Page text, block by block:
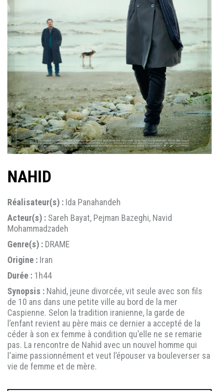
NAHID
Réalisateur(s) : Ida Panahandeh
Acteur(s) : Sareh Bayat, Pejman Bazeghi, Navid
Mohammadzadeh
Genre(s) : DRAME
Origine : Iran
Durée : 1h44
Synopsis : Nahid, jeune divorcée, vit seule avec son fils
de 10 ans dans une petite ville au bord de la mer
Caspienne. Selon la tradition iranienne, la garde de
l’enfant revient au père mais ce dernier a accepté de la
céder à son ex femme à condition qu'elle ne se remarie
pas. La rencontre de Nahid avec un nouvel homme qui
l'aime passionnément et veut l’épouser va bouleverser sa
vie de femme et de mère.